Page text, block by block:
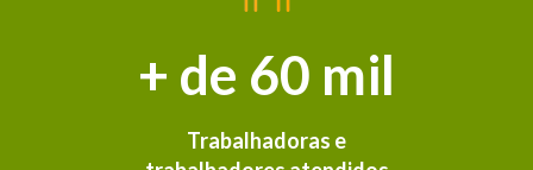
+ de 60 mil
Trabalhadoras e